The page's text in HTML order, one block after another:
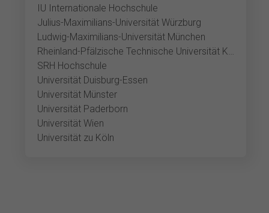
IU Internationale Hochschule
Julius-Maximilians-Universität Würzburg
Ludwig-Maximilians-Universität München
Rheinland-Pfälzische Technische Universität Kaiserslautern-Landau
SRH Hochschule
Universität Duisburg-Essen
Universität Münster
Universität Paderborn
Universität Wien
Universität zu Köln